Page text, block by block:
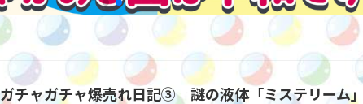
ガチャガチャ爆売れ日記③ 謎の液体「ミステリーム